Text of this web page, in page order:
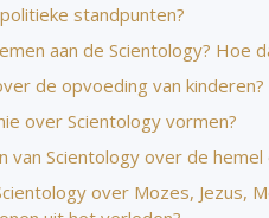
standpunten?
aan de Scientology? Hoe
de opvoeding van kinderen?
over Scientology vormen?
van Scientology over de hemel
over Mozes, Jezus,